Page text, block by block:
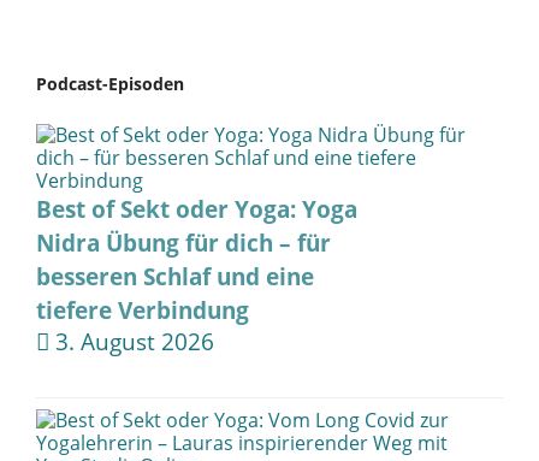
Podcast-Episoden
Best of Sekt oder Yoga: Yoga
Nidra Übung für dich – für
besseren Schlaf und eine
tiefere Verbindung
3. August 2026